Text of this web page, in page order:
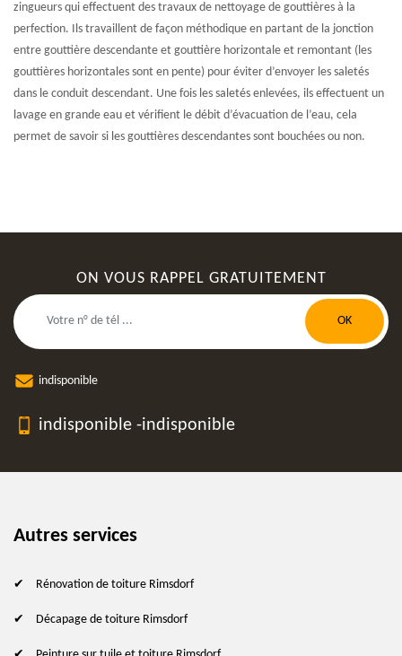
zingueurs qui effectuent des travaux de nettoyage de gouttières à la
perfection. Ils travaillent de façon méthodique en partant de la jonction
entre gouttière descendante et gouttière horizontale et remontant (les
gouttières horizontales sont en pente) pour éviter d’envoyer les saletés
dans le conduit descendant. Une fois les saletés enlevées, ils effectuent un
lavage en grande eau et vérifient le débit d’évacuation de l’eau, cela
permet de savoir si les gouttières descendantes sont bouchées ou non.
ON VOUS RAPPEL GRATUITEMENT
indisponible
indisponible -indisponible
Autres services
Rénovation de toiture Rimsdorf
Décapage de toiture Rimsdorf